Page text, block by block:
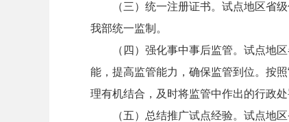
（三）统一注册证书。试点地区省
我部统一监制。
（四）强化事中事后监管。试点地
能，提高监管能力，确保监管到位。按照
理有机结合，及时将监管中作出的行政
（五）总结推广试点经验。试点地